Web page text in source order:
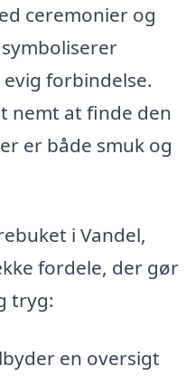
ceremonier og
forbindelse.
nemt at finde den
er både smuk og
i Vandel,
fordele, der gør
tryg:
en oversigt